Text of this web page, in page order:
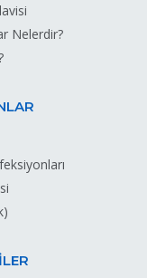
Nelerdir?